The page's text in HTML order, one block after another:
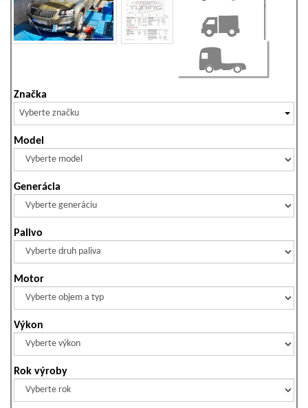
Značka
Vyberte značku
Model
Generácia
Palivo
Motor
Výkon
Rok výroby